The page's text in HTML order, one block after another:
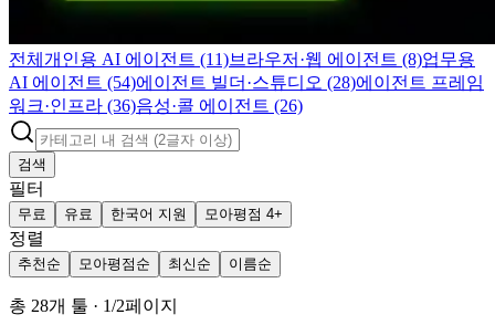
전체 개인용 AI 에이전트 (11)브라우저·웹 에이전트 (8)업무용
AI 에이전트 (54)에이전트 빌더·스튜디오 (28)에이전트 프레임
워크·인프라 (36)음성·콜 에이전트 (26)
검색
필터
무료 유료 한국어 지원 모아평점 4+
정렬
추천순 모아평점순 최신순 이름순
총 28개 툴 · 1/2페이지